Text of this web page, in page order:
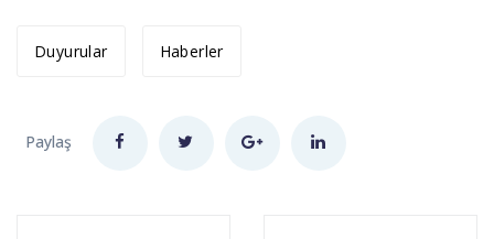
Duyurular Haberler
Paylaş